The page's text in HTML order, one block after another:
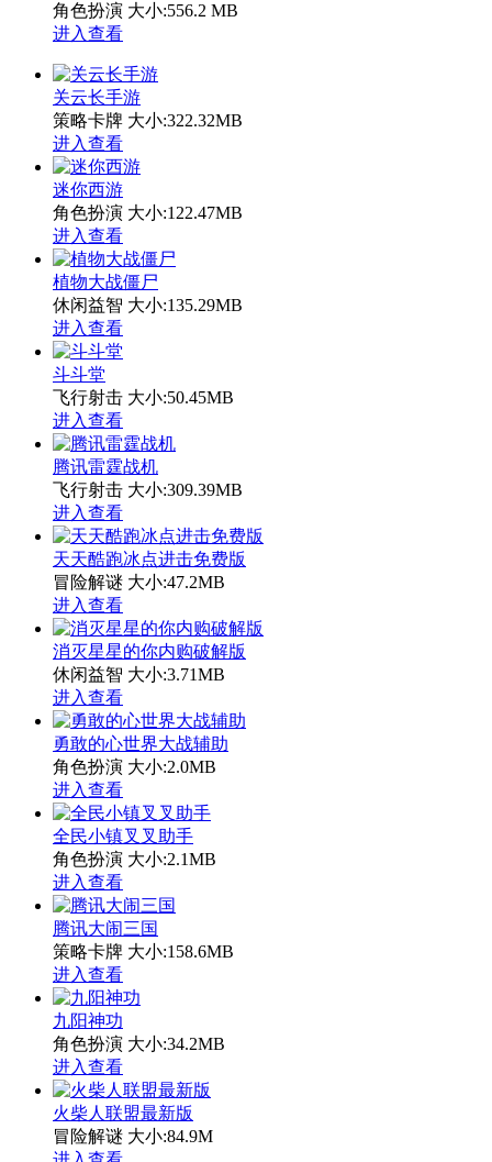
角色扮演 大小:556.2 MB
进入查看
关云长手游
策略卡牌 大小:322.32MB
进入查看
迷你西游
角色扮演 大小:122.47MB
进入查看
植物大战僵尸
休闲益智 大小:135.29MB
进入查看
斗斗堂
飞行射击 大小:50.45MB
进入查看
腾讯雷霆战机
飞行射击 大小:309.39MB
进入查看
天天酷跑冰点进击免费版
冒险解谜 大小:47.2MB
进入查看
消灭星星的你内购破解版
休闲益智 大小:3.71MB
进入查看
勇敢的心世界大战辅助
角色扮演 大小:2.0MB
进入查看
全民小镇叉叉助手
角色扮演 大小:2.1MB
进入查看
腾讯大闹三国
策略卡牌 大小:158.6MB
进入查看
九阳神功
角色扮演 大小:34.2MB
进入查看
火柴人联盟最新版
冒险解谜 大小:84.9M